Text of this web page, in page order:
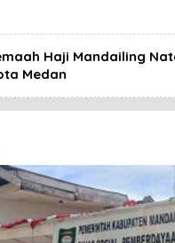
Haji Mandailing
Medan